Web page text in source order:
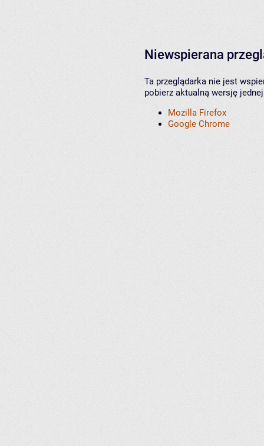
Niewspierana
Ta przeglądarka nie jest
pobierz aktualną wersję
Mozilla Firefox
Google Chrome